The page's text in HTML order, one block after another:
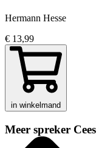
Hermann Hesse
€ 13,99
in winkelmand
Meer spreker